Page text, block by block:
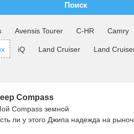
Поиск
Avensis Tourer C-HR Camry
iQ Land Cruiser Land
Compass
Compass земной
ли у этого Джипа надежда на